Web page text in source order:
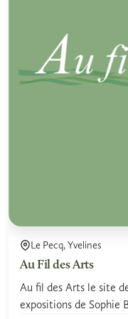
Le Pecq, Yvelines
Au Fil des Arts
Au fil des Arts le site
expositions de Sophie